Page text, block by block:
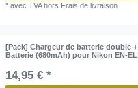
*avec TVAhors Frais de livraison
[Pack] Chargeur de batterie double
Batterie (680mAh) pour Nikon EN-
14,95 € *